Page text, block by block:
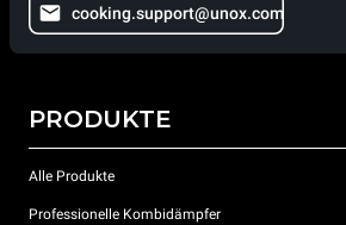
cooking.support@unox.com
PRODUKTE
Alle Produkte
Professionelle Kombidämpfer